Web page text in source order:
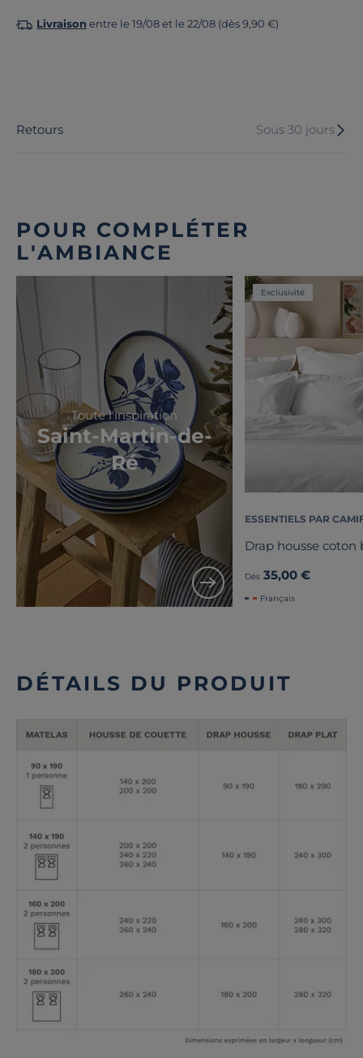
Livraison entre le 19/08 et le 22/08 (dès 9,90 €)
Retours Sous 30 jours
POUR COMPLÉTER
L'AMBIANCE
Toute l'inspiration
Saint-Martin-de-
Ré
Exclusivité
ESSENTIELS PAR
Drap housse coton
Dès 35,00 €
Français
DÉTAILS DU PRODUIT